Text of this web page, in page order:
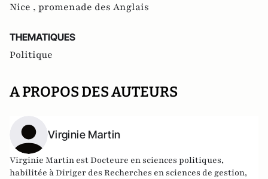
Nice , promenade des Anglais
THEMATIQUES
Politique
A PROPOS DES AUTEURS
Virginie Martin
Virginie Martin est Docteure en sciences politiques,
habilitée à Diriger des Recherches en sciences de gestion,